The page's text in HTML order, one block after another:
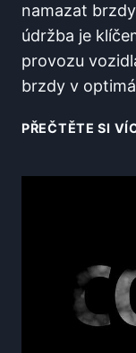
namazat
údržba je
provozu
brzdy v
PŘEČTĚTE SI